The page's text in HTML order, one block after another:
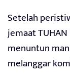
Setelah
jemaat
menuntun
melanggar